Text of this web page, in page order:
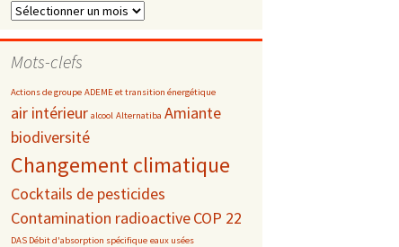
Dossiers
date
Mots-clefs
Actions de groupe ADEME et transition énergétique
air intérieur alcool Alternatiba Amiante
biodiversité
Changement climatique
Cocktails de pesticides
Contamination radioactiveCOP 22
DAS Débit d'absorption spécifique eaux usées